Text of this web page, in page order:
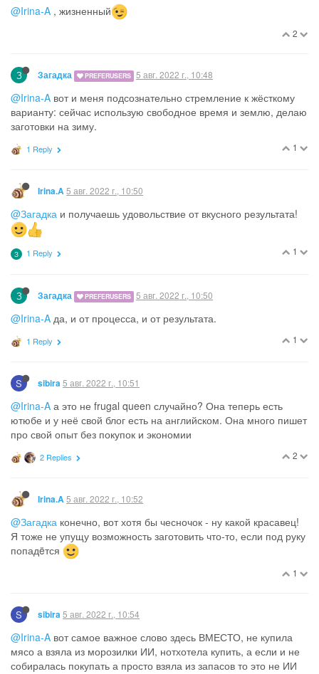
@Irina-A , жизненный
2
З Загадка PREFERUSERS 5 авг. 2022 г., 10:48
@Irina-A вот и меня подсознательно стремление к жёсткому
варианту: сейчас использую свободное время и землю, делаю
заготовки на зиму.
1
1 Reply
Irina.A5 авг. 2022 г., 10:50
@Загадка и получаешь удовольствие от вкусного результата!
1
З 1 Reply
З Загадка PREFERUSERS 5 авг. 2022 г., 10:50
@Irina-A да, и от процесса, и от результата.
1
1 Reply
S sibira 5 авг. 2022 г., 10:51
@Irina-A а это не frugal queen случайно? Она теперь есть
ютюбе и у неё свой блог есть на английском. Она много пишет
про свой опыт без покупок и экономии
2
2 Replies
Irina.A5 авг. 2022 г., 10:52
@Загадка конечно, вот хотя бы чесночок - ну какой красавец!
Я тоже не упущу возможность заготовить что-то, если под руку
попадëтся
1
S sibira 5 авг. 2022 г., 10:54
@Irina-A вот самое важное слово здесь ВМЕСТО, не купила
мясо а взяла из морозилки ИИ, нотхотела купить, а если и не
собиралась покупать а просто взяла из запасов то это не ИИ